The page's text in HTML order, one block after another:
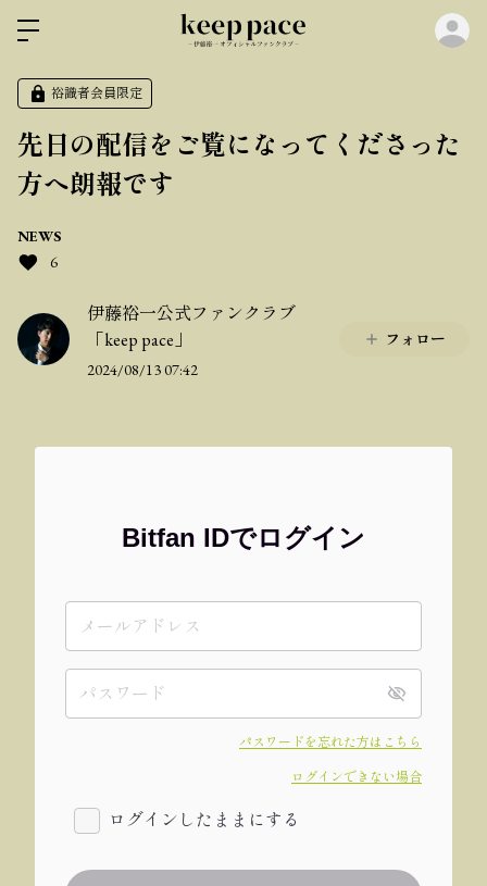
裕識者会員限定
先日の配信をご覧になってくださった
方へ朗報です
NEWS
6
伊藤裕一公式ファンクラブ
「keep pace」
2024/08/13 07:42
フォロー
Bitfan IDでログイン
パスワードを忘れた方はこちら
ログインできない場合
ログインしたままにする